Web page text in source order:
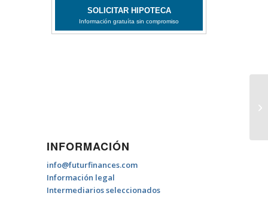
INFORMACIÓN
info@futurfinances.com
Información legal
Intermediarios seleccionados